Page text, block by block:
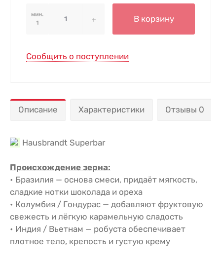
мин.
1
В корзину
Сообщить о поступлении
Описание Характеристики Отзывы 0
Hausbrandt Superbar
Происхождение зерна:
• Бразилия — основа смеси, придаёт мягкость,
сладкие нотки шоколада и ореха
• Колумбия / Гондурас — добавляют фруктовую
свежесть и лёгкую карамельную сладость
• Индия / Вьетнам — робуста обеспечивает
плотное тело, крепость и густую крему